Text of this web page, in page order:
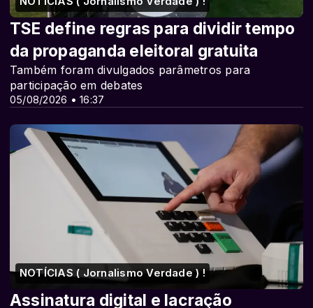
05/08/2026 • 16:37
TSE define regras para dividir tempo
da propaganda eleitoral gratuita
Também foram divulgados parâmetros para
participação em debates
NOTÍCIAS ( Jornalismo Verdade ) !
Assinatura digital e lacração